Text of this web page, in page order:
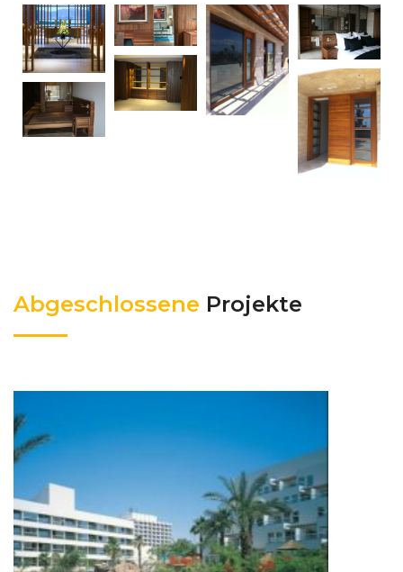
Abgeschlossene Projekte
ROYAL BEACH HOTEL/ ISRAEL
Abgeschlossene Projekte